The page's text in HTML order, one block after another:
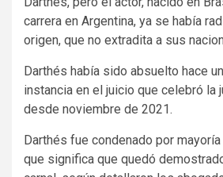
carrera en Argentina, ya se había
origen, que no extradita a sus
Darthés había sido absuelto hace
instancia en el juicio que celebró la
desde noviembre de 2021.
Darthés fue condenado por mayoría
que significa que quedó